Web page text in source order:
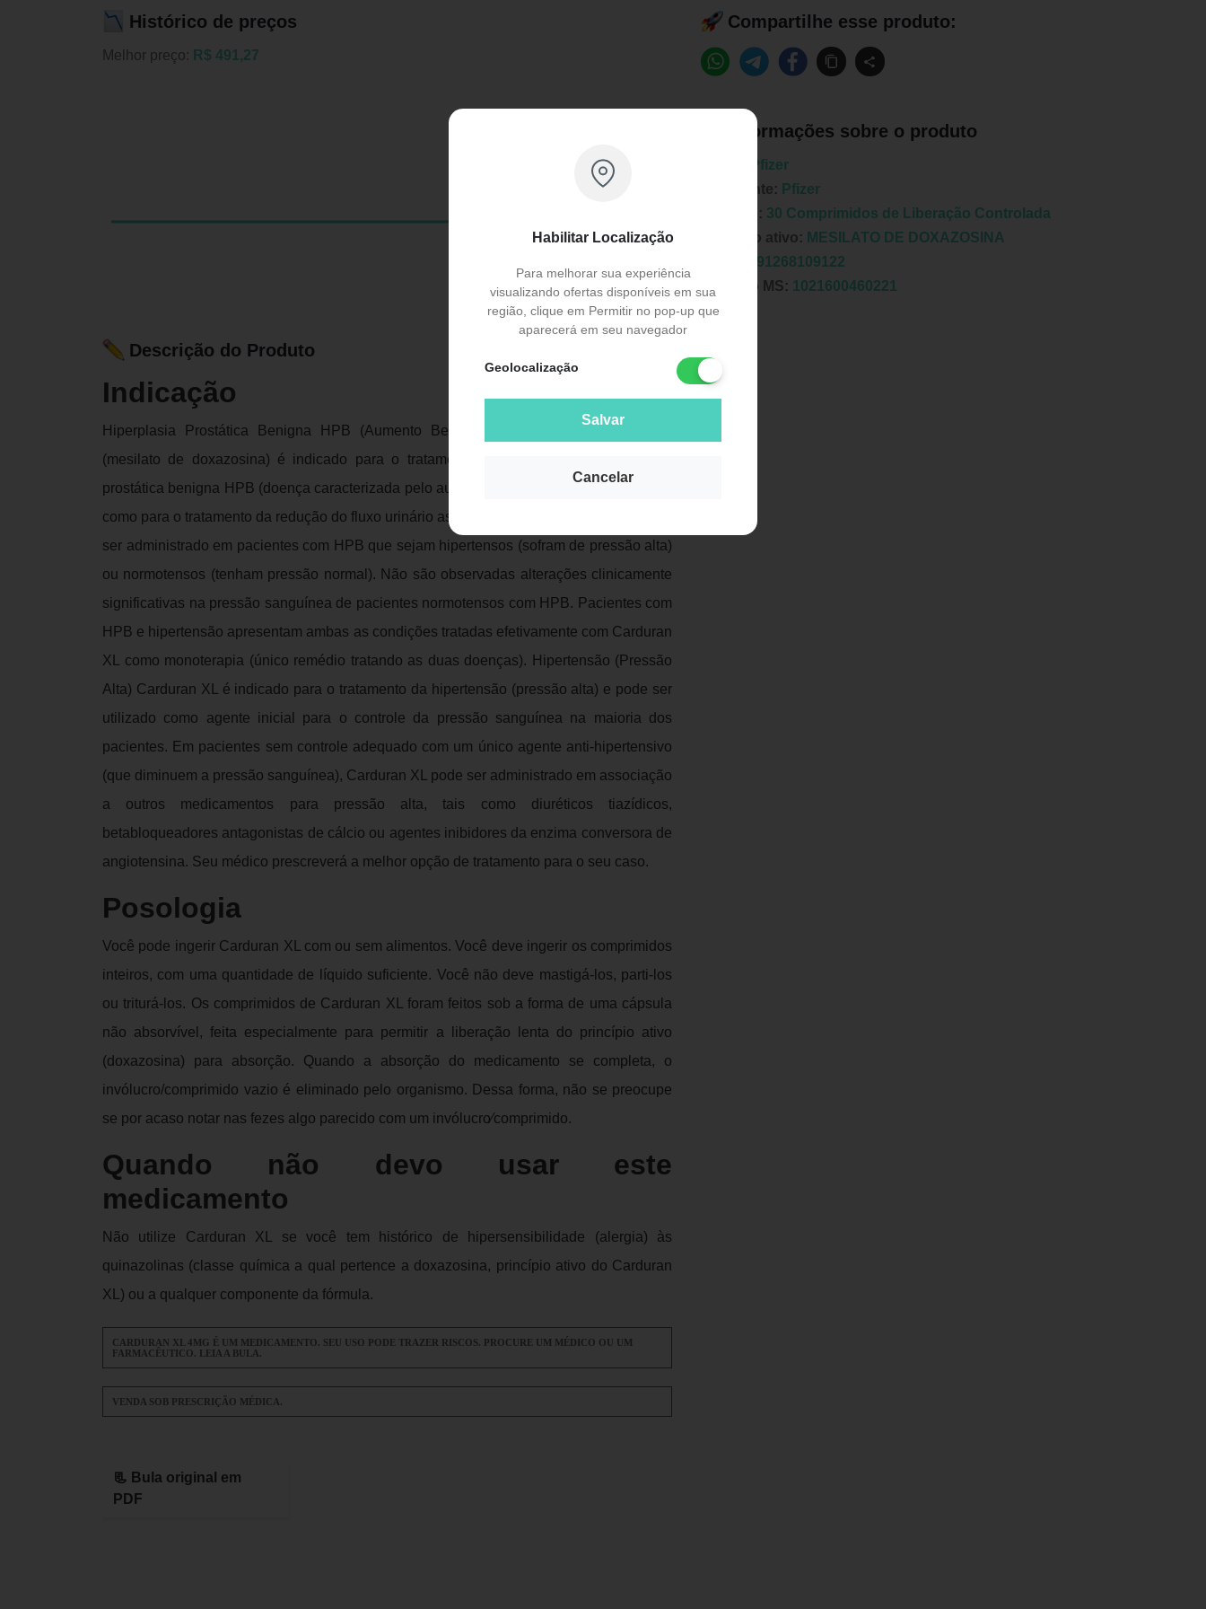
Habilitar Localização
Para melhorar sua experiência
visualizando ofertas disponíveis em sua
região, clique em Permitir no pop-up que
aparecerá em seu navegador
Geolocalização
Salvar
Cancelar
Histórico de preços
Melhor preço: R$ 491,27
Descrição do Produto
Indicação
Hiperplasia Prostática Benigna HPB (Aumento Benigno da Próstata) Carduran XL
(mesilato de doxazosina) é indicado para o tratamento dos sintomas da hiperplasia
prostática benigna HPB (doença caracterizada pelo aumento benigno da próstata), assim
como para o tratamento da redução do fluxo urinário associada à HPB. Carduran XL pode
ser administrado em pacientes com HPB que sejam hipertensos (sofram de pressão alta)
ou normotensos (tenham pressão normal). Não são observadas alterações clinicamente
significativas na pressão sanguínea de pacientes normotensos com HPB. Pacientes com
HPB e hipertensão apresentam ambas as condições tratadas efetivamente com Carduran
XL como monoterapia (único remédio tratando as duas doenças). Hipertensão (Pressão
Alta) Carduran XL é indicado para o tratamento da hipertensão (pressão alta) e pode ser
utilizado como agente inicial para o controle da pressão sanguínea na maioria dos
pacientes. Em pacientes sem controle adequado com um único agente anti-hipertensivo
(que diminuem a pressão sanguínea), Carduran XL pode ser administrado em associação
a outros medicamentos para pressão alta, tais como diuréticos tiazídicos,
betabloqueadores antagonistas de cálcio ou agentes inibidores da enzima conversora de
angiotensina. Seu médico prescreverá a melhor opção de tratamento para o seu caso.
Posologia
Você pode ingerir Carduran XL com ou sem alimentos. Você deve ingerir os comprimidos
inteiros, com uma quantidade de líquido suficiente. Você não deve mastigá-los, parti-los
ou triturá-los. Os comprimidos de Carduran XL foram feitos sob a forma de uma cápsula
não absorvível, feita especialmente para permitir a liberação lenta do princípio ativo
(doxazosina) para absorção. Quando a absorção do medicamento se completa, o
invólucro/comprimido vazio é eliminado pelo organismo. Dessa forma, não se preocupe
se por acaso notar nas fezes algo parecido com um invólucro⁄comprimido.
Quando não devo usar este
medicamento
Não utilize Carduran XL se você tem histórico de hipersensibilidade (alergia) às
quinazolinas (classe química a qual pertence a doxazosina, princípio ativo do Carduran
XL) ou a qualquer componente da fórmula.
CARDURAN XL 4MG É UM MEDICAMENTO. SEU USO PODE TRAZER RISCOS. PROCURE UM MÉDICO OU UM
FARMACÊUTICO. LEIA A BULA.
VENDA SOB PRESCRIÇÃO MÉDICA.
📃 Bula original em
PDF
Compartilhe esse produto:
Informações sobre o produto
Pfizer
Fabricante: Pfizer
Unidade: 30 Comprimidos de Liberação Controlada
Principio ativo: MESILATO DE DOXAZOSINA
7891268109122
Registro MS: 1021600460221